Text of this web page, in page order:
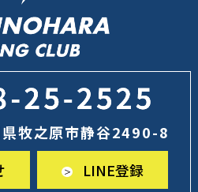
牧之原市静谷2490-8
LINE登録